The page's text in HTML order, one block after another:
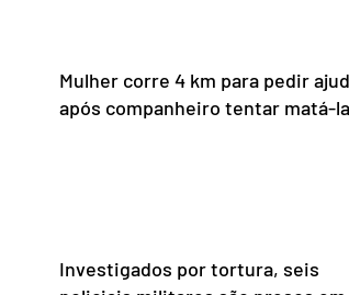
Mulher corre 4 km para pedir
após companheiro tentar matá-la
Investigados por tortura, seis